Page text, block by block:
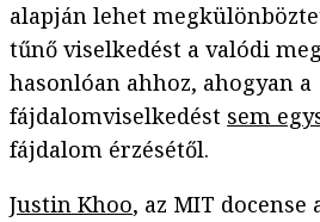
alapján lehet
tűnő viselkedést a valódi
hasonlóan ahhoz, ahogyan a
fájdalomviselkedést sem
fájdalom érzésétől.
Justin Khoo, az MIT